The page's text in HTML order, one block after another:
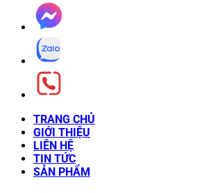
TRANG CHỦ
GIỚI THIỆU
LIÊN HỆ
TIN TỨC
SẢN PHẨM